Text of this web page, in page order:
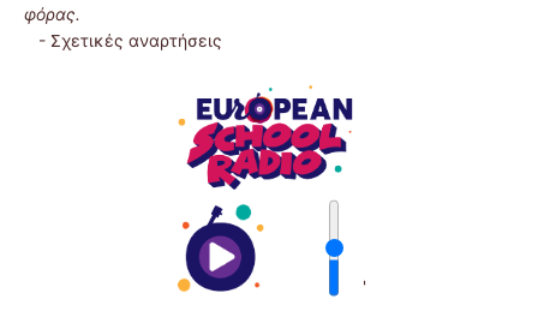
φόρας.
- Σχετικές αναρτήσεις
'